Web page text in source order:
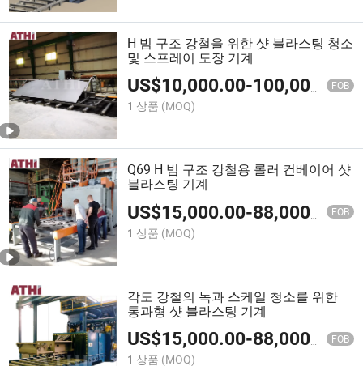
H 빔 구조 강철을 위한 샷 블라스팅 청소
및 스프레이 도장 기계
US$10,000.00-100,000.00 FOB
1 상품 (MOQ)
Q69 H 빔 구조 강철용 롤러 컨베이어 샷
블라스팅 기계
US$15,000.00-88,000.00 FOB
1 상품 (MOQ)
각도 강철의 녹과 스케일 청소를 위한
통과형 샷 블라스팅 기계
US$15,000.00-88,000.00 FOB
1 상품 (MOQ)